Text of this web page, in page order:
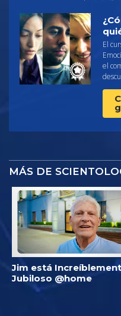
El
el
MÁS DE
Jim está
Jubiloso @home